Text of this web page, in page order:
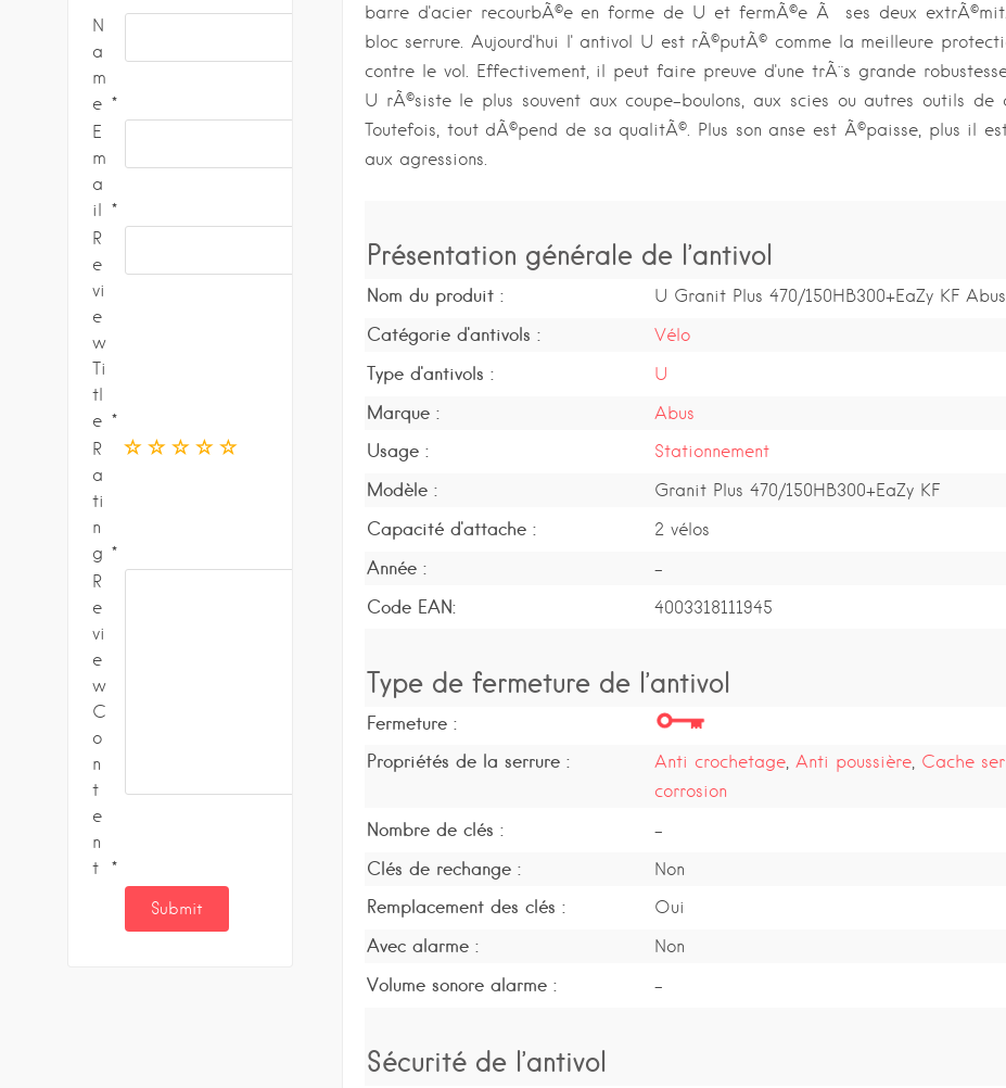
d
N
a
m
e
E
m
a
il
R
e
vi
e
w
Ti
tl
e
R
a
ti
n
g
R
e
vi
e
w
C
o
n
t
e
n
t
barre d'acier recourbÃ©e en forme de U et fermÃ©e Ã ses deux
bloc serrure. Aujourd'hui l' antivol U est rÃ©putÃ© comme la meilleure
contre le vol. Effectivement, il peut faire preuve d'une trÃ¨s grande
U rÃ©siste le plus souvent aux coupe-boulons, aux scies ou autres outils de
Toutefois, tout dÃ©pend de sa qualitÃ©. Plus son anse est Ã©paisse, plus il
aux agressions.
Présentation générale de l’antivol
Nom du produit : U Granit Plus 470/150HB300+EaZy KF Abus
Catégorie d'antivols : Vélo
Type d'antivols : U
Marque : Abus
Usage : Stationnement
Modèle : Granit Plus 470/150HB300+EaZy KF
Capacité d'attache : 2 vélos
Année : -
Code EAN: 4003318111945
Type de fermeture de l’antivol
Fermeture :
Propriétés de la serrure :
Anti crochetage, Anti poussière, Cache
corrosion
Nombre de clés : -
Clés de rechange : Non
Remplacement des clés : Oui
Avec alarme : Non
Volume sonore alarme : -
Sécurité de l’antivol